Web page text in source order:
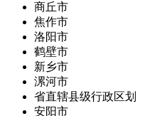
商丘市
焦作市
洛阳市
鹤壁市
新乡市
漯河市
省直辖县级行政区划
安阳市